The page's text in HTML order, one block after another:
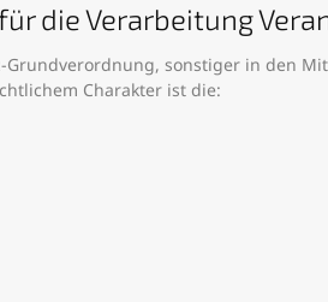
die Verarbeitung
sonstiger in den
Charakter ist die: